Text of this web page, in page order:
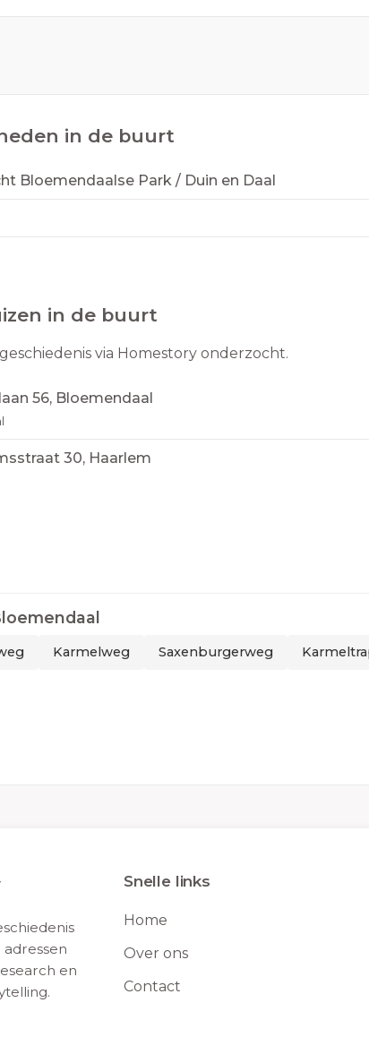
in de buurt
Bloemendaalse Park / Duin en Daal
in de buurt
via Homestory onderzocht.
56, Bloemendaal
30, Haarlem
Karmelweg Saxenburgerweg
en
Snelle links
Home
Over ons
Contact